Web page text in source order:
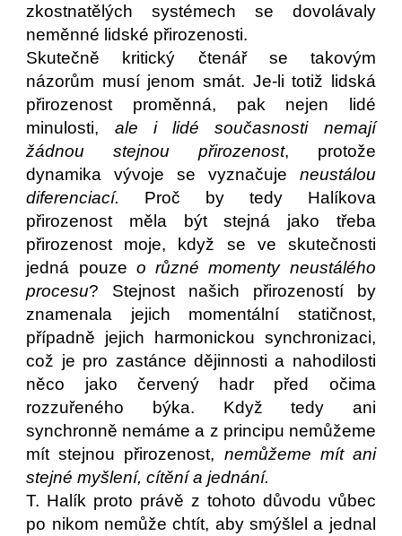
zkostnatělých systémech se dovolávaly
neměnné lidské přirozenosti.
Skutečně kritický čtenář se takovým
názorům musí jenom smát. Je-li totiž lidská
přirozenost proměnná, pak nejen lidé
minulosti, ale i lidé současnosti nemají
žádnou stejnou přirozenost, protože
dynamika vývoje se vyznačuje neustálou
diferenciací.
Proč by tedy Halíkova
přirozenost měla být stejná jako třeba
přirozenost moje, když se ve skutečnosti
jedná pouze o různé momenty neustálého
procesu? Stejnost našich přirozeností by
znamenala jejich momentální statičnost,
případně jejich harmonickou synchronizaci,
což je pro zastánce dějinnosti a nahodilosti
něco jako červený hadr před očima
rozzuřeného býka. Když tedy ani
synchronně nemáme a z principu nemůžeme
mít stejnou přirozenost, nemůžeme mít ani
stejné myšlení, cítění a jednání.
T. Halík proto právě z tohoto důvodu vůbec
po nikom nemůže chtít, aby smýšlel a jednal